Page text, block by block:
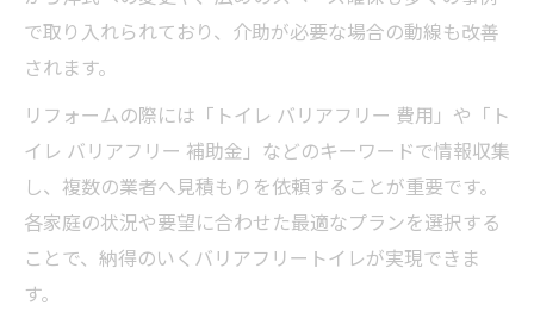
リフォームによるバリアフリー動線のつく
トイレ動線改善のためのバリアフリー工事
例
車椅子利用者に配慮したリフォームの工夫
バリアフリートイレ工事で安心動線を確保
する
で取り入れられており、介助が必要な場合の動線も改善
されます。
リフォームの際には「トイレ バリアフリー 費用」や「ト
イレ バリアフリー 補助金」などのキーワードで情報収集
し、複数の業者へ見積もりを依頼することが重要です。
各家庭の状況や要望に合わせた最適なプランを選択する
ことで、納得のいくバリアフリートイレが実現できま
す。